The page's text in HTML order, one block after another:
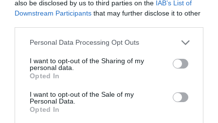
also be disclosed by us to third parties on the IAB’s List of
Downstream Participants that may further disclose it to other
Personal Data Processing Opt Outs
I want to opt-out of the Sharing of my
personal data.
Opted In
I want to opt-out of the Sale of my
Personal Data.
Opted In
Sidewalk, 2023-2026, Lithograph and silkscreen on canvas/
Λιθογραφία και μεταξοτυπία σε καμβά, 70 x 50 cm
Ταυτότητα Εκδήλωσης
Ημερομηνία:
Εγκαίνια: Πέμπτη 21 Μαΐου 2026, 7-9.30 μ.μ.
Ώρες λειτουργίας: Τρίτη- Παρασκευή, 12-6 μ.μ. |